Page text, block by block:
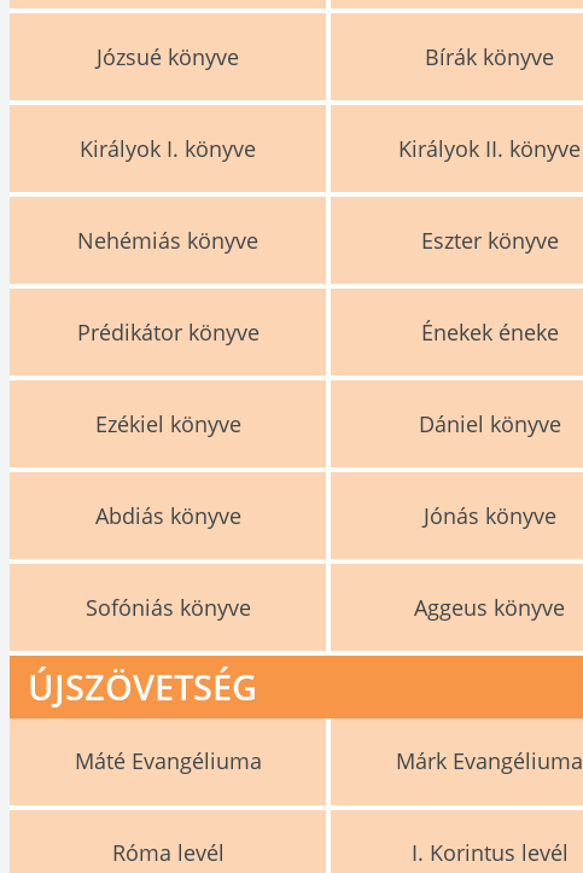
Józsué könyve Bírák könyve
Királyok I. könyve Királyok II. könyve
Nehémiás könyve Eszter könyve
Prédikátor könyve Énekek éneke
Ezékiel könyve Dániel könyve
Abdiás könyve Jónás könyve
Sofóniás könyve Aggeus könyve
ÚJSZÖVETSÉG
Máté Evangéliuma Márk Evangéliuma
Róma levél I. Korintus levél